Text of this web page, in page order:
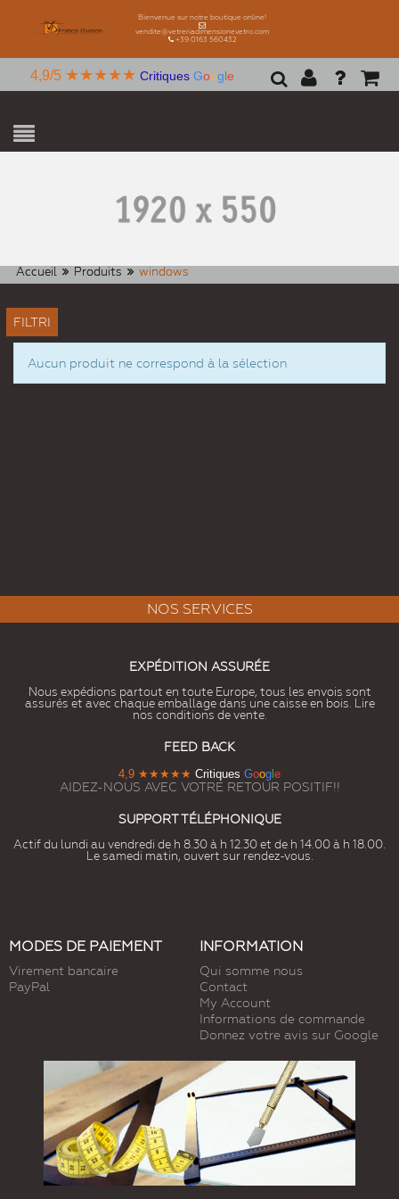
Bienvenue sur notre boutique online!
vendite@vetreriadimensionevetro.com
+39 0163 560432
4,9/5 ★★★★★ Critiques Google
Accueil Produits windows
FILTRI
Aucun produit ne correspond à la sélection
NOS SERVICES
EXPÉDITION ASSURÉE
Nous expédions partout en toute Europe, tous les envois sont
assurés et avec chaque emballage dans une caisse en bois. Lire
nos conditions de vente.
FEED BACK
4,9 ★★★★★ Critiques Goog e
AIDEZ-NOUS AVEC VOTRE RETOUR POSITIF!!
SUPPORT TÉLÉPHONIQUE
Actif du lundi au vendredi de h 8.30 à h 12.30 et de h 14.00 à h 18.00.
Le samedi matin, ouvert sur rendez-vous.
MODES DE PAIEMENT
Virement bancaire
PayPal
INFORMATION
Qui somme nous
Contact
My Account
Informations de commande
Donnez votre avis sur Google